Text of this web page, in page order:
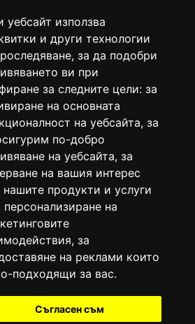
уебсайт използва
и други технологии
за да подобри
ви при
за следните цели: за
на основната
на уебсайта, за
по-добро
на уебсайта, за
на вашия интерес
продукти и услуги
персонализиране на
, за
на реклами които
подходящи за вас.
Съгласен съм
е регистрирано в националния
издания (Българска национална
ISSN 1312-4722.